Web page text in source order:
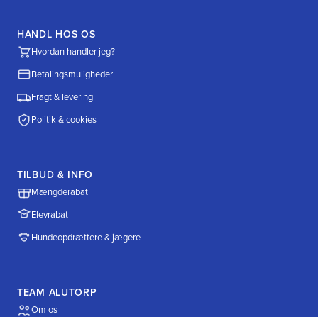
HANDL HOS OS
Hvordan handler jeg?
Betalingsmuligheder
Fragt & levering
Politik & cookies
TILBUD & INFO
Mængderabat
Elevrabat
Hundeopdrættere & jægere
TEAM ALUTORP
Om os